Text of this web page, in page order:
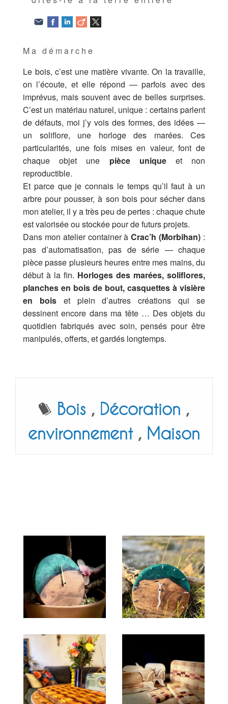
Ma démarche
Le bois, c’est une matière vivante. On la travaille,
on l’écoute, et elle répond — parfois avec des
imprévus, mais souvent avec de belles surprises.
C’est un matériau naturel, unique : certains parlent
de défauts, moi j’y vois des formes, des idées —
un soliflore, une horloge des marées. Ces
particularités, une fois mises en valeur, font de
chaque objet une pièce uniqueet non
reproductible.
Et parce que je connais le temps qu’il faut à un
arbre pour pousser, à son bois pour sécher dans
mon atelier, il y a très peu de pertes : chaque chute
est valorisée ou stockée pour de futurs projets.
Dans mon atelier container àCrac’h (Morbihan) :
pas d’automatisation, pas de série — chaque
pièce passe plusieurs heures entre mes mains, du
début à la fin. Horloges des marées, soliflores,
planches en bois de bout, casquettes à visière
en boiset plein d’autres créations qui se
dessinent encore dans ma tête … Des objets du
quotidien fabriqués avec soin, pensés pour être
manipulés, offerts, et gardés longtemps.
Bois , Décoration ,
environnement, Maison